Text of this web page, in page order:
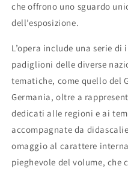
che offrono uno sguardo
dell’esposizione.
L’opera include una serie
padiglioni delle diverse
tematiche, come quello del
Germania, oltre a
dedicati alle regioni e ai
accompagnate da
omaggio al carattere
pieghevole del volume, che